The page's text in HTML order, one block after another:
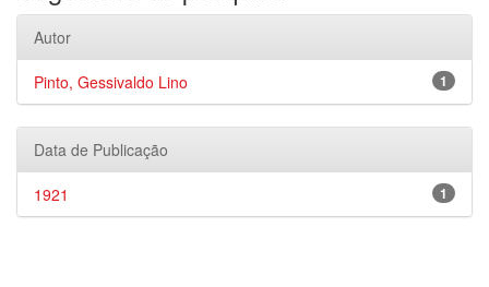
Autor
1
Pinto, Gessivaldo Lino
Data de Publicação
1
1921